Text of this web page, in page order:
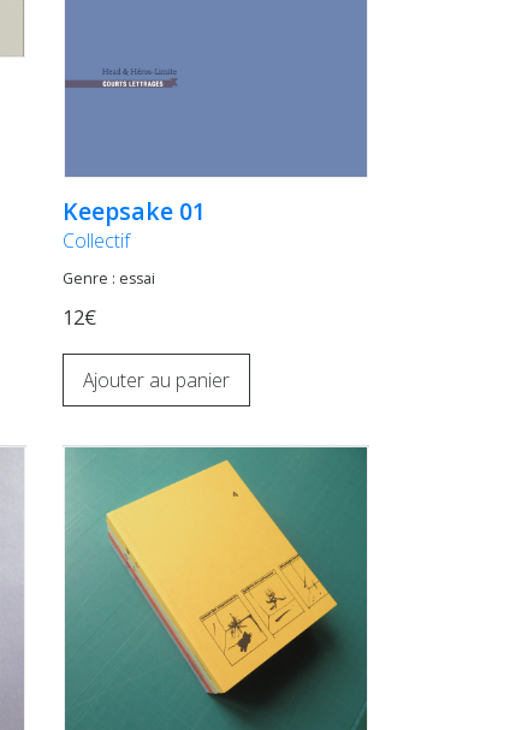
Keepsake 01
Collectif
Genre : essai
12€
Ajouter au panier